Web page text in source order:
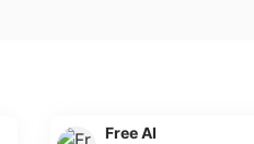
Free AI